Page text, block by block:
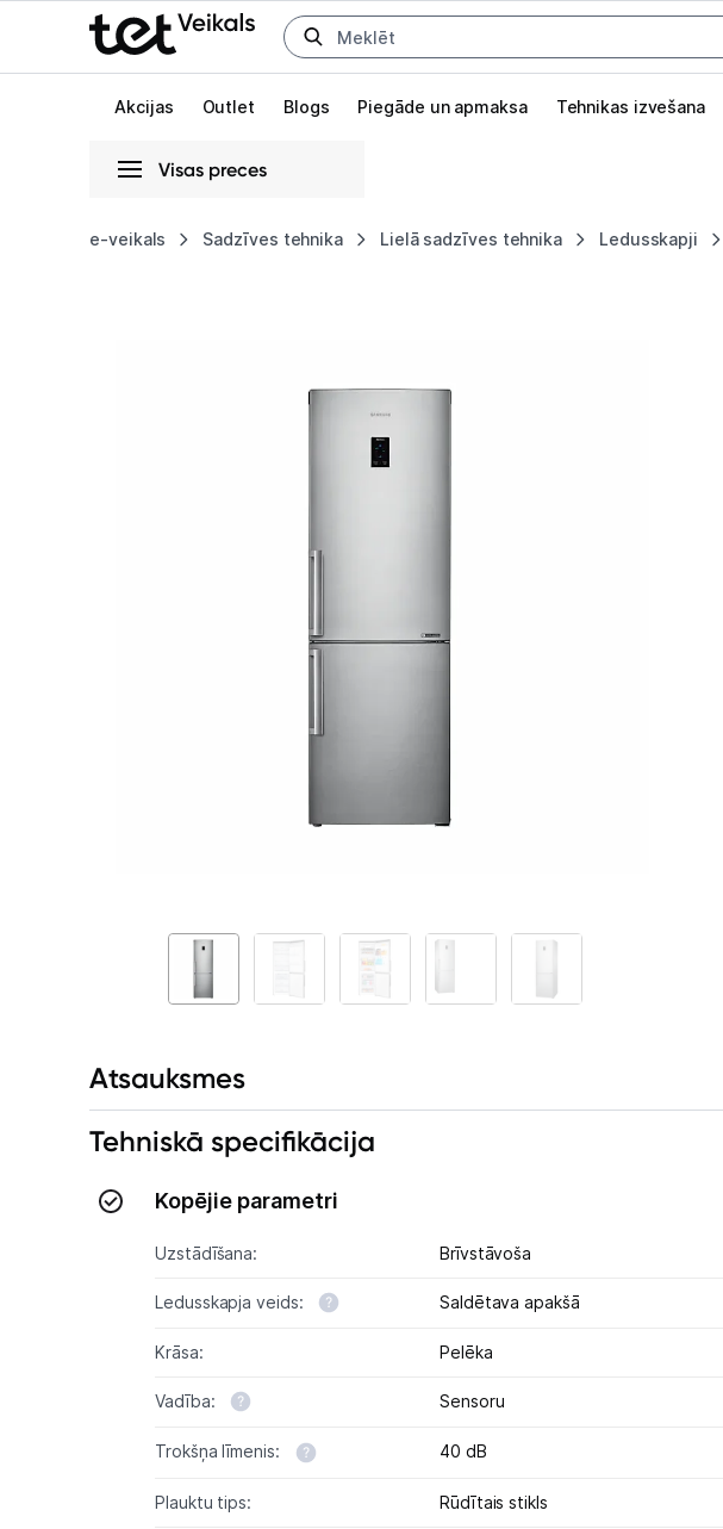
Uz kategorijam Uz galveno saturu
Akcijas Outlet Blogs Piegāde un apmaksa Tehnikas izvešana
Visas preces
e-veikals Sadzīves tehnika Lielā sadzīves tehnika Ledusskapji
Telefoni,
Atsauksmes
Tehniskā specifikācija
Kopējie parametri
Uzstādīšana: Brīvstāvoša
Ledusskapja veids: Saldētava apakšā
Krāsa: Pelēka
Vadība: Sensoru
Trokšņa līmenis: 40 dB
Plauktu tips: Rūdītais stikls